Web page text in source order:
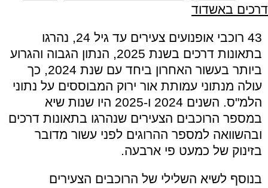
דרכים באשדוד
43 רוכבי אופנועים צעירים עד גיל 24, נהרגו
בתאונות דרכים בשנת 2025,
הנתון הגבוה והגרוע
ביותר בעשור האחרון ביחד עם שנת 2024, כך
עולה מנתוני עמותת אור ירוק המבוססים על נתוני
הלמ"ס. השנים 2024 ו-2025 היו שנות שיא
במספר הרוכבים הצעירים שנהרגו בתאונות דרכים
ובהשוואה למספר ההרוגים לפני עשור מדובר
בזינוק של כמעט פי ארבעה.
בנוסף לשיא השלילי של הרוכבים הצעירים